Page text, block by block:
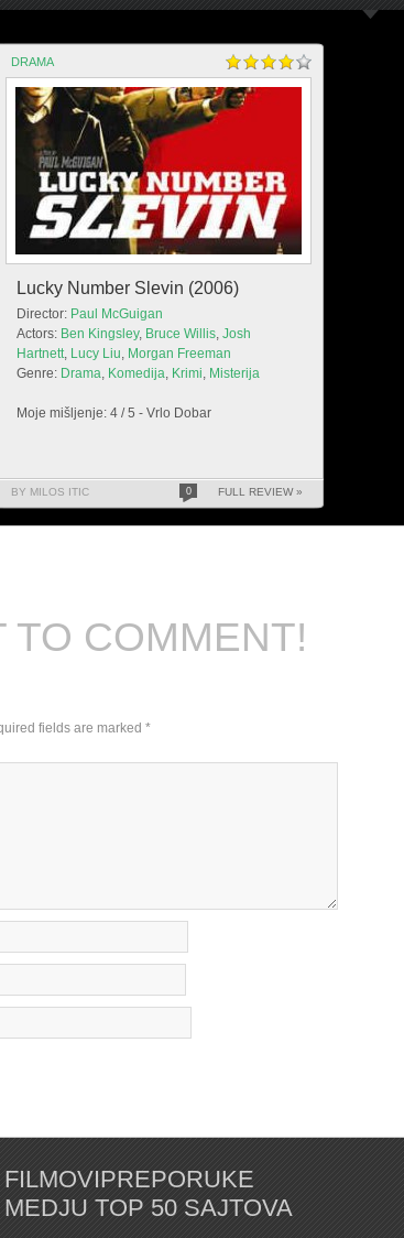
DRAMA
Lucky Number Slevin (2006)
Director: Paul McGuigan
Actors: Ben Kingsley, Bruce Willis, Josh
Hartnett, Lucy Liu, Morgan Freeman
Genre: Drama, Komedija, Krimi, Misterija
Moje mišljenje: 4 / 5 - Vrlo Dobar
BY MILOS ITIC 0 FULL REVIEW »
TO COMMENT!
fields are marked *
FILMOVIPREPORUKE
MEDJU TOP 50 SAJTOVA